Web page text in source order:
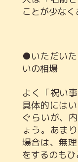
ことが少なく
●いただい
いの相場
よく「祝い
具体的には
ぐらいが、
ょう。あま
場合は、無
をするのもひ